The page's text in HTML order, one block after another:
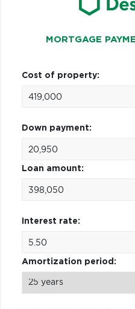
MORTGAGE
Cost of property:
Down payment:
Loan amount:
Interest rate:
Amortization period: